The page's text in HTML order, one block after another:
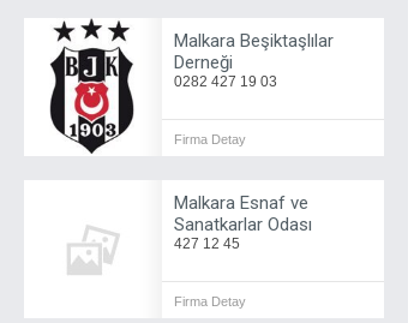
Malkara Beşiktaşlılar
Derneği
0282 427 19 03
Firma Detay
Malkara Esnaf ve
Sanatkarlar Odası
427 12 45
Firma Detay